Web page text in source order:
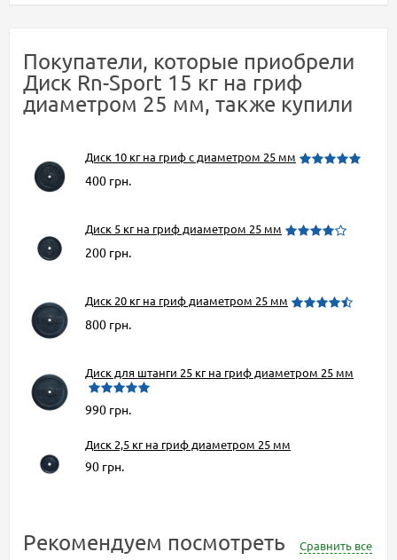
Покупатели, которые приобрели
Диск Rn-Sport 15 кг на гриф
диаметром 25 мм, также купили
Диск 10 кг на гриф c диаметром 25 мм
400 грн.
Диск 5 кг на гриф диаметром 25 мм
200 грн.
Диск 20 кг на гриф диаметром 25 мм
800 грн.
Диск для штанги 25 кг на гриф диаметром 25 мм
990 грн.
Диск 2,5 кг на гриф диаметром 25 мм
90 грн.
Рекомендуем посмотреть Сравнить все